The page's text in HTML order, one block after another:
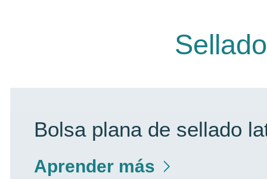
Bolsa plana de sellado
Aprender más